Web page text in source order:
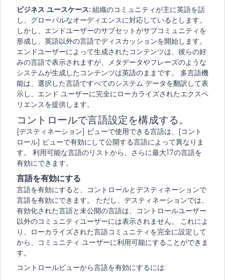
ビジネス ユースケース: 組織のコミュニティが主に英語を話
し、グローバルなオーディエンスに対応しているとします。
しかし、エンドユーザーのサブセットがサブコミュニティを
形成し、英語以外の言語でディスカッションを開始します。
エンドユーザーによって生成されたコンテンツは、彼らの好
みの言語で表示されますが、メタデータやフレーズのような
システムが生成したコンテンツは英語のままです。 多言語機
能は、選択した言語ですべてのシステム データを翻訳して表
示し、エンド ユーザーに完全にローカライズされたエクスペ
リエンスを提供します。
コントロールで言語設定を構成する。
[デスティネーション] ビューで使用できる言語は、[コント
ロール] ビューで有効にして公開する言語によって異なりま
す。 利用可能な言語のリストから、さらに最大17の言語を
有効にできます。
言語を有効にする
言語を有効にすると、コントロールとデスティネーションで
言語を有効にできます。 ただし、デスティネーションでは、
有効化された言語と未公開の言語は、コントロールユーザー
以外のコミュニティユーザーには表示されません。 これによ
り、ローカライズされた言語コミュニティを完全に設定して
から、コミュニティ ユーザーに利用可能にすることができま
す。
コントロールビューから言語を有効にするには: